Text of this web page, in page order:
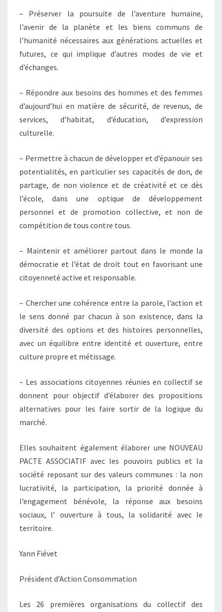
– Préserver la poursuite de l’aventure humaine,
l’avenir de la planète et les biens communs de
l’humanité nécessaires aux générations actuelles et
futures, ce qui implique d’autres modes de vie et
d’échanges.
– Répondre aux besoins des hommes et des femmes
d’aujourd’hui en matière de sécurité, de revenus, de
services, d’habitat, d’éducation, d’expression
culturelle.
– Permettre à chacun de développer et d’épanouir ses
potentialités, en particulier ses capacités de don, de
partage, de non violence et de créativité et ce dès
l’école, dans une optique de développement
personnel et de promotion collective, et non de
compétition de tous contre tous.
– Maintenir et améliorer partout dans le monde la
démocratie et l’état de droit tout en favorisant une
citoyenneté active et responsable.
– Chercher une cohérence entre la parole, l’action et
le sens donné par chacun à son existence, dans la
diversité des options et des histoires personnelles,
avec un équilibre entre identité et ouverture, entre
culture propre et métissage.
– Les associations citoyennes réunies en collectif se
donnent pour objectif d’élaborer des propositions
alternatives pour les faire sortir de la logique du
marché.
Elles souhaitent également élaborer une NOUVEAU
PACTE ASSOCIATIF avec les pouvoirs publics et la
société reposant sur des valeurs communes : la non
lucrativité, la participation, la priorité donnée à
l’engagement bénévole, la réponse aux besoins
sociaux, l’ ouverture à tous, la solidarité avec le
territoire.
Yann Fiévet
Président d’Action Consommation
Les 26 premières organisations du collectif des